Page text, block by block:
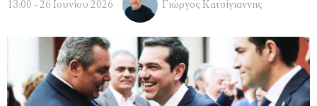
13:00 - 26 Ιουνίου 2026 Γιώργος Κατσίγιαννης